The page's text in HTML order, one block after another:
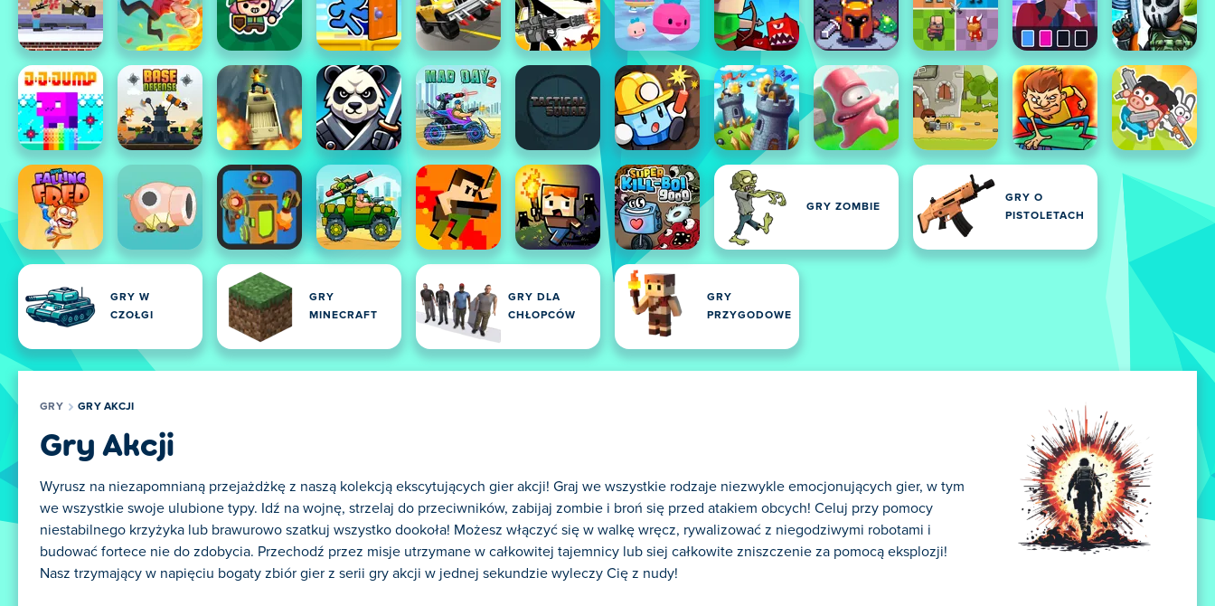
GRY ZOMBIE
GRY O
PISTOLETACH
GRY W
CZOŁGI
GRY
MINECRAFT
GRY DLA
CHŁOPCÓW
GRY
PRZYGODOWE
GRY GRY AKCJI
Gry Akcji
Wyrusz na niezapomnianą przejażdżkę z naszą kolekcją ekscytujących gier akcji! Graj we wszystkie rodzaje niezwykle emocjonujących gier, w tym
we wszystkie swoje ulubione typy. Idź na wojnę, strzelaj do przeciwników, zabijaj zombie i broń się przed atakiem obcych! Celuj przy pomocy
niestabilnego krzyżyka lub brawurowo szatkuj wszystko dookoła! Możesz włączyć się w walkę wręcz, rywalizować z niegodziwymi robotami i
budować fortece nie do zdobycia. Przechodź przez misje utrzymane w całkowitej tajemnicy lub siej całkowite zniszczenie za pomocą eksplozji!
Nasz trzymający w napięciu bogaty zbiór gier z serii gry akcji w jednej sekundzie wyleczy Cię z nudy!